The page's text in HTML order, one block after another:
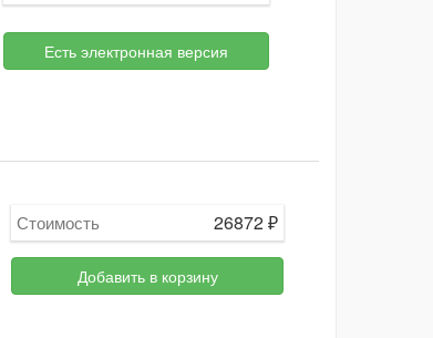
Есть электронная версия
Стоимость 26872₽
Добавить в корзину